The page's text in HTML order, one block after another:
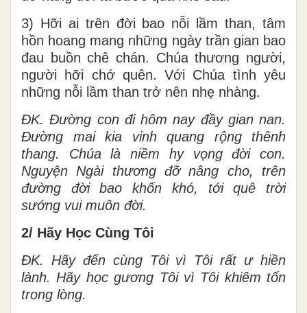
3) Hỡi ai trên đời bao nỗi lầm than, tâm
hồn hoang mang những ngày trần gian bao
đau buồn chê chán. Chúa thương người,
người hỡi chớ quên. Với Chúa tình yêu
những nỗi lầm than trở nên nhẹ nhàng.
ĐK. Đường con đi hôm nay đầy gian nan.
Đường mai kia vinh quang rộng thênh
thang. Chúa là niềm hy vọng đời con.
Nguyện Ngài thương đỡ nâng cho, trên
đường đời bao khốn khó, tới quê trời
sướng vui muôn đời.
2/ Hãy Học Cùng Tôi
ĐK.
Hãy đến cùng Tôi vì Tôi rất ư hiền
lành. Hãy học gương Tôi vì Tôi khiêm tốn
trong lòng.